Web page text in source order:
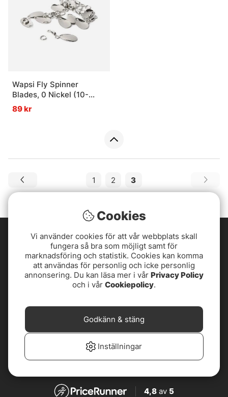
Wapsi Fly Spinner
Blades, 0 Nickel (10-
pack)
89 kr
1 2 3
4,8av5
4,8 av 5
Cookies
Vi använder cookies för att vår webbplats skall
fungera så bra som möjligt samt för
marknadsföring och statistik. Cookies kan komma
att användas för personlig och icke personlig
annonsering. Du kan läsa mer i vår Privacy Policy
och i vår Cookiepolicy.
Inställningar
Godkänn & stäng